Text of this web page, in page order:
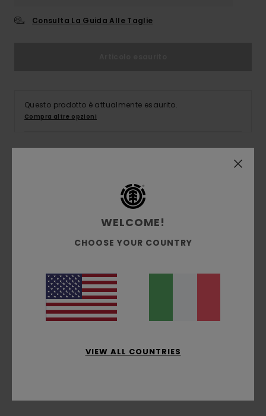
Consulta La Guida Alle Taglie
Questo prodotto è attualmente esaurito.
Compra altre opzioni
Il nome selezionato per la nostra collaborazione
di questa stagione è Donnie O’Donnell, un artista
di Manchester, Inghilterra. Le sue interpretazioni
in stile digitale di pianete e animali aggiunge un
collezione.Realizzata al 100% in cotone biologico,
questa maglietta con taglio rilassato offre la
grafica di Donnie sul petto.
WELCOME!
CHOOSE YOUR COUNTRY
VIEW ALL COUNTRIES